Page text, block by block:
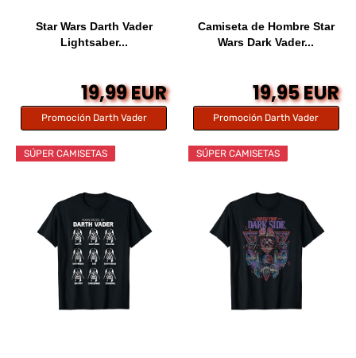
Star Wars Darth Vader
Lightsaber...
19,99 EUR
Promoción Darth Vader
Camiseta de Hombre Star
Wars Dark Vader...
19,95 EUR
Promoción Darth Vader
SÚPER CAMISETAS SÚPER CAMISETAS